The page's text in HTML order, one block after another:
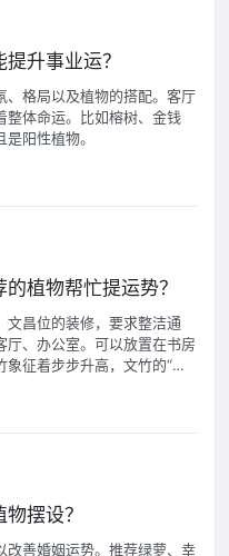
升事业运？
、格局以及植物的搭配。客厅
整体命运。比如榕树、金钱
阳性植物。
植物帮忙提运势？
文昌位的装修，要求整洁通
厅、办公室。可以放置在书房
征着步步升高，文竹的“文”
摆设？
改善婚姻运势。推荐绿萝、幸